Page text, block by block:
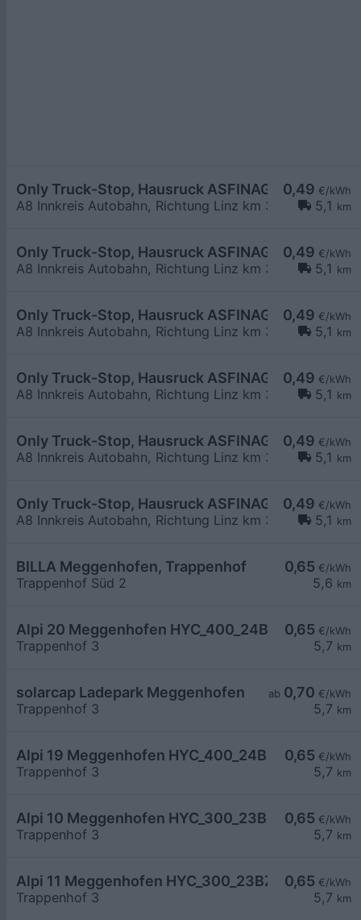
0,49 €/kWh
5,1 km
Only Truck-Stop, Hausruck ASFINAG
A8 Innkreis Autobahn, Richtung Linz km 38,5
0,49 €/kWh
5,1 km
Only Truck-Stop, Hausruck ASFINAG
A8 Innkreis Autobahn, Richtung Linz km 38,5
0,49 €/kWh
5,1 km
Only Truck-Stop, Hausruck ASFINAG
A8 Innkreis Autobahn, Richtung Linz km 38,5
0,49 €/kWh
5,1 km
Only Truck-Stop, Hausruck ASFINAG
A8 Innkreis Autobahn, Richtung Linz km 38,5
0,49 €/kWh
5,1 km
Only Truck-Stop, Hausruck ASFINAG
A8 Innkreis Autobahn, Richtung Linz km 38,5
0,49 €/kWh
5,1 km
Only Truck-Stop, Hausruck ASFINAG
A8 Innkreis Autobahn, Richtung Linz km 38,5
0,65 €/kWh
5,6 km
BILLA Meggenhofen, Trappenhof
Trappenhof Süd 2
0,65 €/kWh
5,7 km
Alpi 20 Meggenhofen HYC_400_24BZ0434D
Trappenhof 3
ab 0,70 €/kWh
5,7 km
solarcap Ladepark Meggenhofen
Trappenhof 3
0,65 €/kWh
5,7 km
Alpi 19 Meggenhofen HYC_400_24BZ0427D
Trappenhof 3
0,65 €/kWh
5,7 km
Alpi 10 Meggenhofen HYC_300_23BZ3607E
Trappenhof 3
0,65 €/kWh
5,7 km
Alpi 11 Meggenhofen HYC_300_23BZ3606E
Trappenhof 3